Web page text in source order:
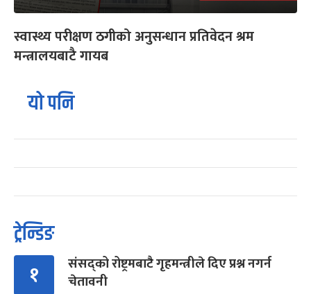
स्वास्थ्य परीक्षण ठगीको अनुसन्धान प्रतिवेदन श्रम
मन्त्रालयबाटै गायब
यो पनि
ट्रेन्डिङ
१
संसद्को रोष्ट्रमबाटै गृहमन्त्रीले दिए प्रश्न नगर्न
चेतावनी